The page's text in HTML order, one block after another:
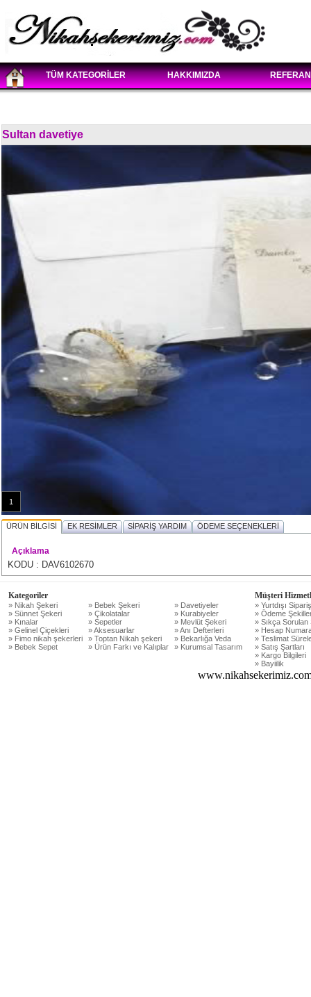
TÜM KATEGORİLER HAKKIMIZDA
Sultan davetiye
1
ÜRÜN BİLGİSİ EK RESİMLER SİPARİŞ YARDIM ÖDEME SEÇENEKLERİ
Açıklama
KODU : DAV6102670
Kategoriler
» Nikah Şekeri » Bebek Şekeri
» Davetiyeler
» Sünnet Şekeri
» Çikolatalar
» Kurabiyeler
» Kınalar
» Sepetler
» Mevlüt Şekeri
» Gelinel Çiçekleri
» Aksesuarlar
» Anı Defterleri
» Fimo nikah şekerleri
» Toptan Nikah şekeri
» Bekarlığa Veda
» Bebek Sepet
» Ürün Farkı ve Kalıplar » Kurumsal Tasarım
Müşteri
» Yurtdışı
» Ödeme
» Sıkça Sorulan
» Hesap
» Teslimat
» Satış Şartları
» Kargo Bilgileri
» Bayiilik